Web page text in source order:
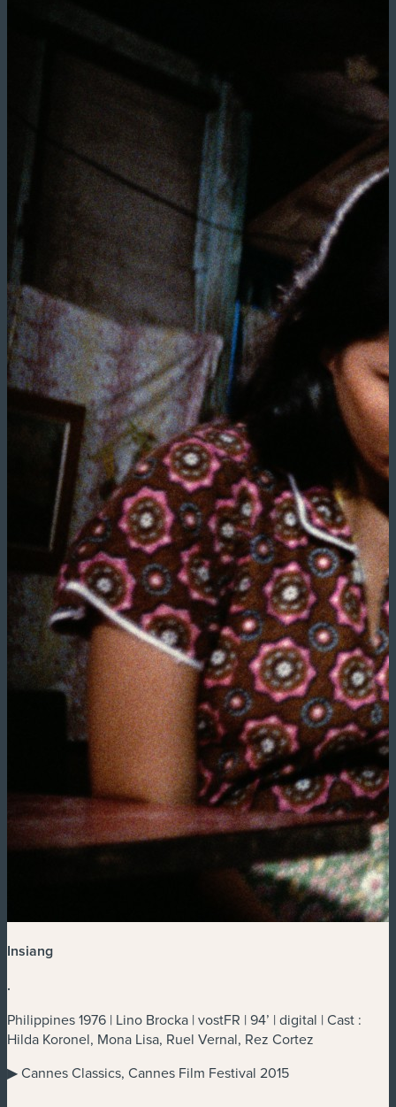
Insiang
.
Philippines 1976 | Lino Brocka | vostFR | 94’ | digital | Cast :
Hilda Koronel, Mona Lisa, Ruel Vernal, Rez Cortez
▶ Cannes Classics, Cannes Film Festival 2015